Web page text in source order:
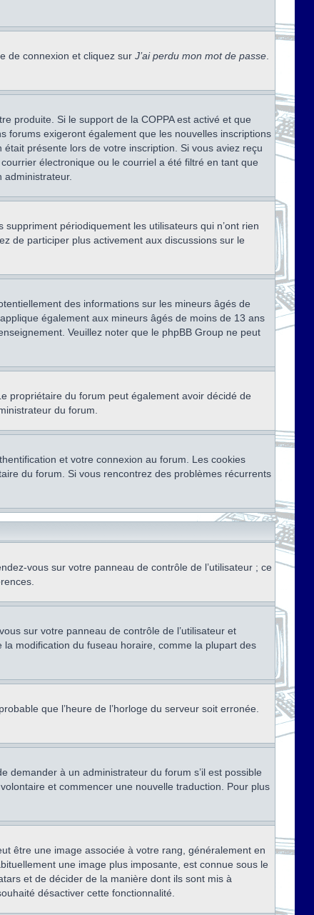
de connexion et cliquez sur J’ai perdu mon mot de passe
produite. Si le support de la COPPA est activé et que
forums exigeront également que les nouvelles inscriptions
présente lors de votre inscription. Si vous aviez reçu
électronique ou le courriel a été filtré en tant que
périodiquement les utilisateurs qui n’ont rien
de participer plus activement aux discussions sur le
des informations sur les mineurs âgés de
également aux mineurs âgés de moins de 13 ans
Veuillez noter que le phpBB Group ne peut
propriétaire du forum peut également avoir décidé de
du forum.
et votre connexion au forum. Les cookies
du forum. Si vous rencontrez des problèmes récurrents
vous sur votre panneau de contrôle de l’utilisateur ; ce
sur votre panneau de contrôle de l’utilisateur et
modification du fuseau horaire, comme la plupart des
que l’heure de l’horloge du serveur soit erronée.
demander à un administrateur du forum s’il est possible
et commencer une nouvelle traduction. Pour plus
être une image associée à votre rang, généralement en
une image plus imposante, est connue sous le
et de décider de la manière dont ils sont mis à
désactiver cette fonctionnalité.